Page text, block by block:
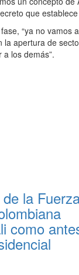
que
“ya no
apertura de
los demás”.
la
como